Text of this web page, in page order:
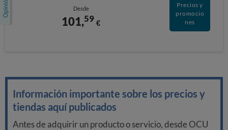
Desde
101,59 €
Precios y
promocio
nes
Información importante sobre los precios y
tiendas aquí publicados
Antes de adquirir un producto o servicio, desde OCU